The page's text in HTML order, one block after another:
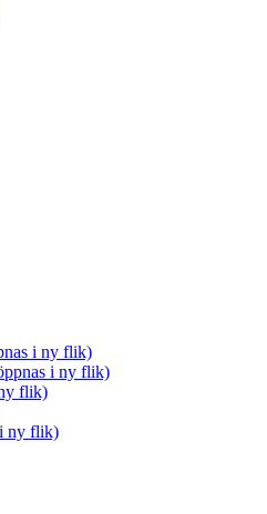
i ny flik)
i ny flik)
flik)
ny flik)